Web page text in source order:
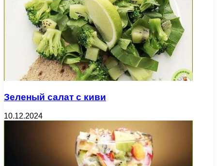
Зеленый салат с киви
10.12.2024